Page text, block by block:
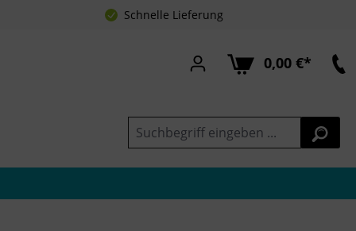
Schnelle Lieferung
0,00 €*